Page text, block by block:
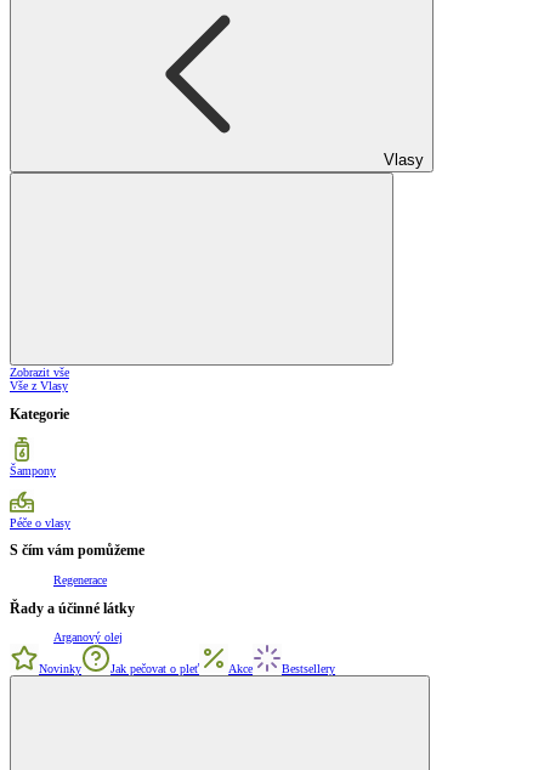
Vlasy
Zobrazit vše
Vše z Vlasy
Kategorie
Šampony
Péče o vlasy
S čím vám pomůžeme
Regenerace
Řady a účinné látky
Arganový olej
Novinky Jak pečovat o pleť Akce Bestsellery